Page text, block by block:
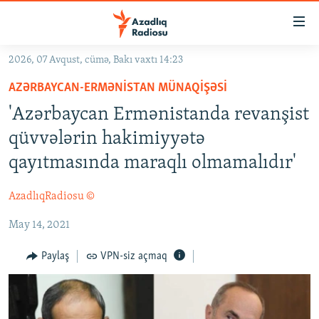
Əsas
qayıt
Əsas
naviqasiyaya
qayıt
Axtarışa
#İZAHLA
KORRUPSIOMETR
#ƏSLINDƏ
QANUNI DOĞRU
ARAŞDIRMA
MULTIMEDIA
VIDEO
FOTOQALEREYA
RADIO ARXIV
OXU ZALI
HAQQIMIZDA
2026, 07 Avqust, cümə, Bakı vaxtı 14:23
AZƏRBAYCAN-ERMƏNISTAN MÜNAQIŞƏSI
'Azərbaycan Ermənistanda revanşist
qüvvələrin hakimiyyətə
qayıtmasında maraqlı olmamalıdır'
AzadlıqRadiosu ©
May 14, 2021
Paylaş VPN-siz açmaq